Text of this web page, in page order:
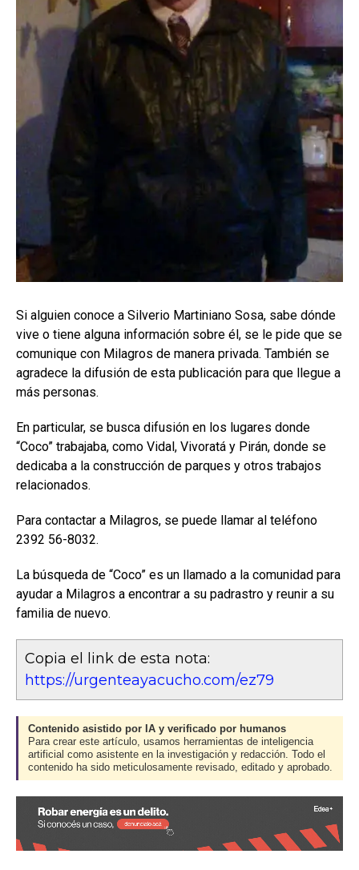
Si alguien conoce a Silverio Martiniano Sosa, sabe dónde
vive o tiene alguna información sobre él, se le pide que se
comunique con Milagros de manera privada. También se
agradece la difusión de esta publicación para que llegue a
más personas.
En particular, se busca difusión en los lugares donde
“Coco” trabajaba, como Vidal, Vivoratá y Pirán, donde se
dedicaba a la construcción de parques y otros trabajos
relacionados.
Para contactar a Milagros, se puede llamar al teléfono
2392 56-8032.
La búsqueda de “Coco” es un llamado a la comunidad para
ayudar a Milagros a encontrar a su padrastro y reunir a su
familia de nuevo.
Copia el link de esta nota:
https://urgenteayacucho.com/ez79
Contenido asistido por IA y verificado por humanos
Para crear este artículo, usamos herramientas de inteligencia
artificial como asistente en la investigación y redacción. Todo el
contenido ha sido meticulosamente revisado, editado y aprobado.